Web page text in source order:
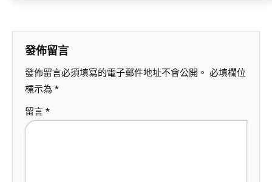
發佈留言
發佈留言必須填寫的電子郵件地址不會公開。 必填欄位
標示為 *
留言 *